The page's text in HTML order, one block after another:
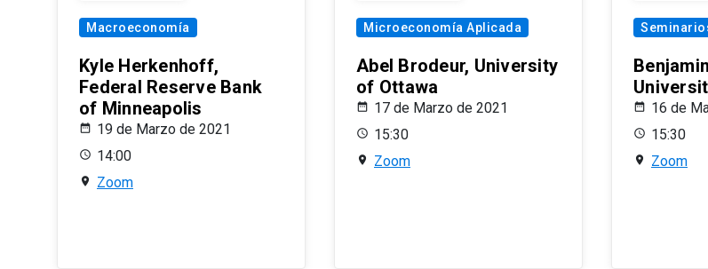
Macroeconomía
Kyle Herkenhoff,
Federal Reserve Bank
of Minneapolis
19 de Marzo de 2021
14:00
Zoom
Microeconomía Aplicada
Abel Brodeur, University
of Ottawa
17 de Marzo de 2021
15:30
Zoom
16 de
15:30
Zoom